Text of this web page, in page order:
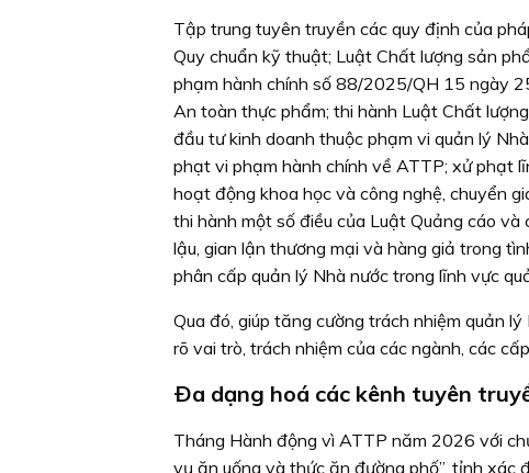
Tập trung tuyên truyền các quy định của
Quy chuẩn kỹ thuật; Luật Chất lượng sản
phạm hành chính số 88/2025/QH 15 ngày
An toàn thực phẩm; thi hành Luật Chất
đầu tư kinh doanh thuộc phạm vi quản lý
phạt vi phạm hành chính về ATTP; xử phạt
hoạt động khoa học và công nghệ, chuyển
thi hành một số điều của Luật Quảng cáo
lậu, gian lận thương mại và hàng giả trong
phân cấp quản lý Nhà nước trong lĩnh vực
Qua đó, giúp tăng cường trách nhiệm quản
rõ vai trò, trách nhiệm của các ngành, các
Ða dạng hoá các kênh tuyên
Tháng Hành động vì ATTP năm 2026 với
vụ ăn uống và thức ăn đường phố”, tỉnh